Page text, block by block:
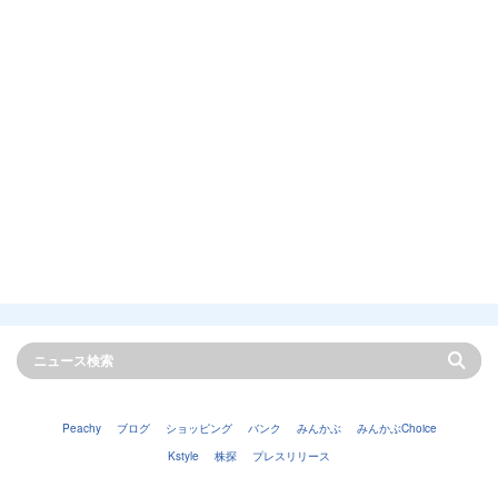
Peachy ブログ ショッピング バンク みんかぶ
みんかぶChoice
Kstyle
株探 プレスリリース